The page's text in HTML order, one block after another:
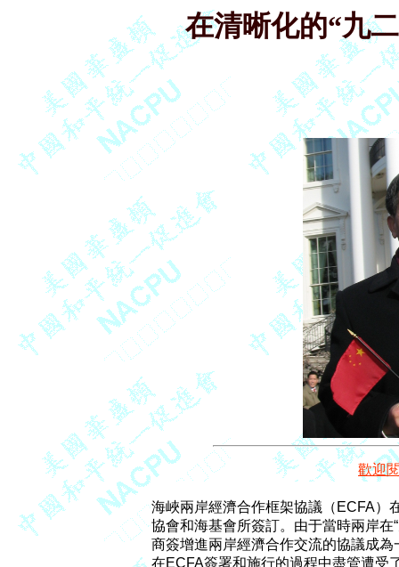
在清晰化的“九
歡迎
海峽兩岸經濟合作框架協議（ECFA）
協會和海基會所簽訂。由于當時兩岸在
商簽增進兩岸經濟合作交流的協議成
在ECFA簽署和施行的過程中盡管遭受